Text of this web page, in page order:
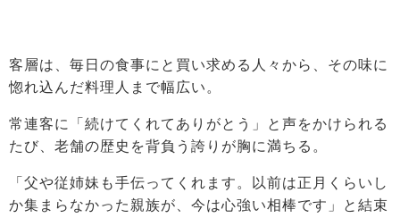
客層は、毎日の食事にと買い求める人々から、その味に
惚れ込んだ料理人まで幅広い。
常連客に「続けてくれてありがとう」と声をかけられる
たび、老舗の歴史を背負う誇りが胸に満ちる。
「父や従姉妹も手伝ってくれます。以前は正月くらいし
か集まらなかった親族が、今は心強い相棒です」と結束